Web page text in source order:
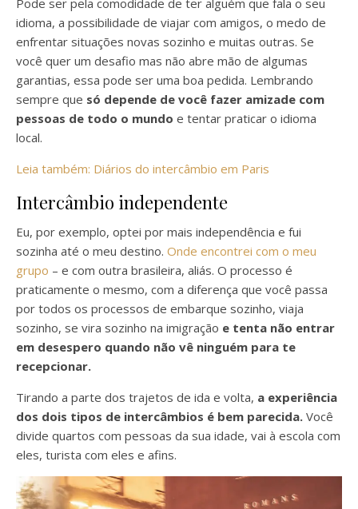
idioma, a possibilidade de viajar com amigos, o medo de
enfrentar situações novas sozinho e muitas outras. Se
você quer um desafio mas não abre mão de algumas
garantias, essa pode ser uma boa pedida. Lembrando
sempre que só depende de você fazer amizade com
pessoas de todo o mundo e tentar praticar o idioma
local.
Leia também: Diários do intercâmbio em Paris
Intercâmbio independente
Eu, por exemplo, optei por mais independência e fui
sozinha até o meu destino. Onde encontrei com o meu
grupo – e com outra brasileira, aliás. O processo é
praticamente o mesmo, com a diferença que você passa
por todos os processos de embarque sozinho, viaja
sozinho, se vira sozinho na imigração e tenta não entrar
em desespero quando não vê ninguém para te
recepcionar.
Tirando a parte dos trajetos de ida e volta, a experiência
dos dois tipos de intercâmbios é bem parecida. Você
divide quartos com pessoas da sua idade, vai à escola com
eles, turista com eles e afins.